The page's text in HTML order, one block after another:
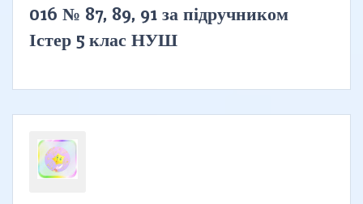
016 № 87, 89, 91 за підручником
Істер 5 клас НУШ